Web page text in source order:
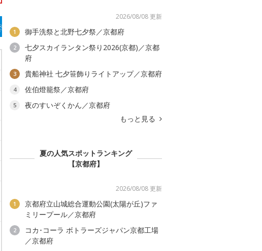
2026/08/08 更新
1 御手洗祭と北野七夕祭／京都府
2
七夕スカイランタン祭り2026(京都)／京都
府
3 貴船神社 七夕笹飾りライトアップ／京都府
4 佐伯燈籠祭／京都府
5
夜のすいぞくかん／京都府
もっと見る
夏の人気スポットランキング
【京都府】
2026/08/08 更新
1
京都府立山城総合運動公園(太陽が丘)ファ
ミリープール／京都府
2
コカ･コーラ ボトラーズジャパン京都工場
／京都府